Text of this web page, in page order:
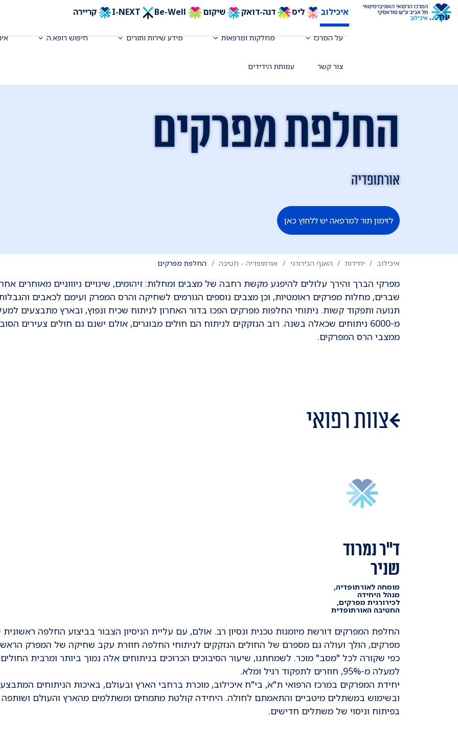
איכילוב ליס דנה-דואק שיקום Be-Well קריירה
על המרכז מחלקות ומרפאות מידע שירות ותורים חיפוש רופא.ה
צור קשר עמותת הידידים
עוד...
החלפת מפרקים
אורתופדיה
לזימון תור למרפאה יש ללחוץ כאן
איכילוב יחידות האגף הכירורגי אורתופדיה - חטיבה החלפת מפרקים
מפרקי הברך והירך עלולים להיפגע מקשת רחבה של מצבים ומחלות: זיהומים, שינויים ניוווניים מאוחרים
שברים, מחלות מפרקים ראומטיות, וכן מצבים נוספים הגורמים לשחיקה והרס המפרק ועימם לכאבים
תנועה ותפקוד קשות. ניתוחי החלפות מפרקים הפכו בדור האחרון לניתוח שכיח ונפוץ, ובארץ מתבצעים
מ-6000 ניתוחים שכאלה בשנה. רוב הנזקקים לניתוח הם חולים מבוגרים, אולם ישנם גם חולים צעירים
ממצבי הרס המפרקים.
צוות רפואי
ד"ר נמרוד
שניר
מומחה לאורתופדיה,
מנהל היחידה
לכירורגית מפרקים,
החטיבה האורתופדית
החלפת המפרקים דורשת מיומנות טכנית ונסיון רב. אולם, עם עליית הניסיון הצבור בביצוע החלפה
מפרקים, הולך ועולה גם מספרם של החולים הנזקקים לניתוחי החלפה חוזרת עקב שחיקה של המפרק
כפי שקורה לכל "מסב" מוכר. לשמחתנו, שיעור הסיבוכים הכרוכים בניתוחים אלה נמוך ביותר ומרבית
למעלה מ-95%, חוזרים לתפקוד רגיל ומלא.
יחידת המפרקים במרכז הרפואי ת"א, בי"ח איכילוב, מוכרת ברחבי הארץ ובעולם, באיכות הניתוחים
ובשימוש במשתלים מיטביים והתאמתם לחולה. היחידה קולטת מתמחים ומשתלמים מהארץ והעולם ושותפה
בפיתוח וניסוי של משתלים חדישים.